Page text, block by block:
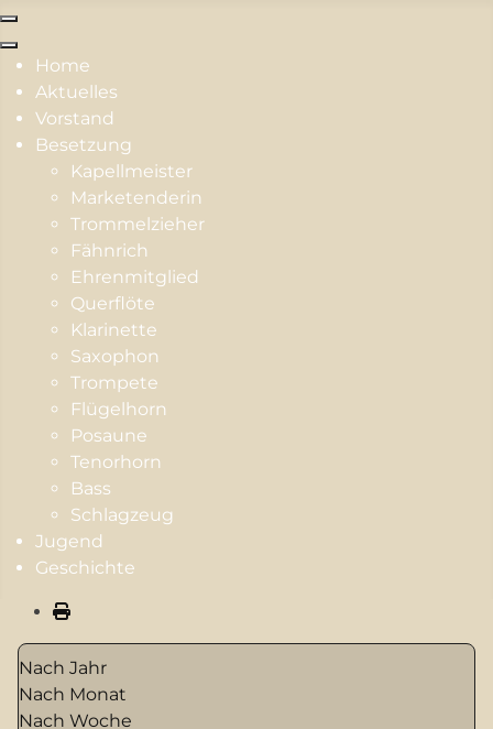
Home
Aktuelles
Vorstand
Besetzung
Kapellmeister
Marketenderin
Trommelzieher
Fähnrich
Ehrenmitglied
Querflöte
Klarinette
Saxophon
Trompete
Flügelhorn
Posaune
Tenorhorn
Bass
Schlagzeug
Jugend
Geschichte
Nach Jahr
Nach Monat
Nach Woche